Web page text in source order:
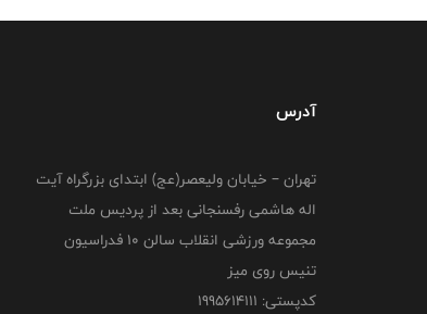
آدرس
تهران – خیابان ولیعصر(عج) ابتدای بزرگراه آیت
اله هاشمی رفسنجانی بعد از پردیس ملت
مجموعه ورزشی انقلاب سالن 10 فدراسیون
تنیس روی میز
کدپستی: 1995614111